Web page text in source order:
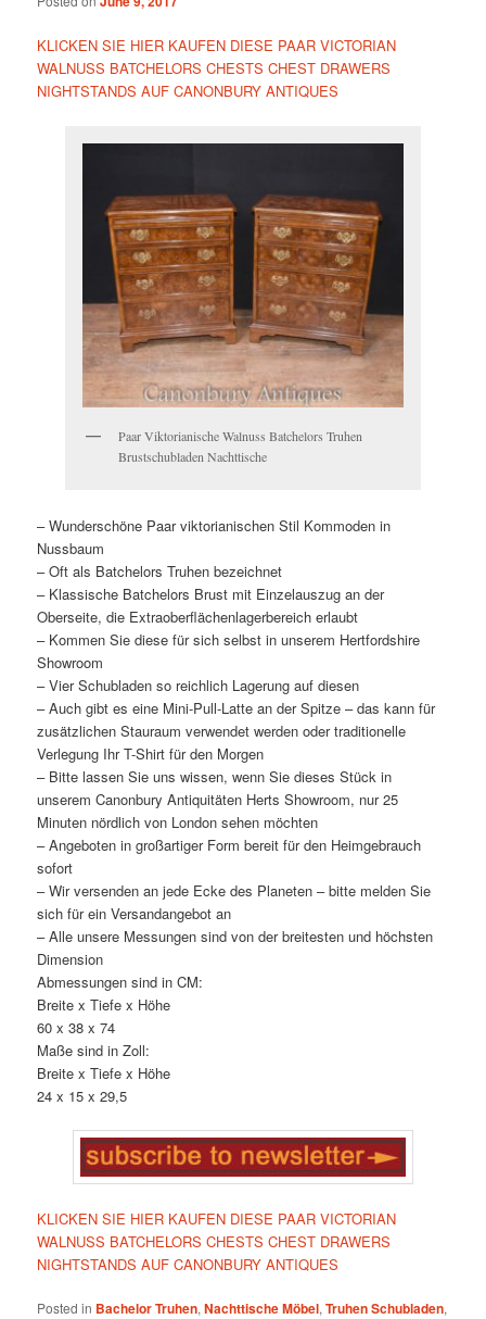
KLICKEN SIE HIER KAUFEN DIESE PAAR VICTORIAN
WALNUSS BATCHELORS CHESTS CHEST DRAWERS
NIGHTSTANDS AUF CANONBURY ANTIQUES
Paar Viktorianische Walnuss Batchelors Truhen
Brustschubladen Nachttische
– Wunderschöne Paar viktorianischen Stil Kommoden in
Nussbaum
– Oft als Batchelors Truhen bezeichnet
– Klassische Batchelors Brust mit Einzelauszug an der
Oberseite, die Extraoberflächenlagerbereich erlaubt
– Kommen Sie diese für sich selbst in unserem Hertfordshire
Showroom
– Vier Schubladen so reichlich Lagerung auf diesen
– Auch gibt es eine Mini-Pull-Latte an der Spitze – das kann für
zusätzlichen Stauraum verwendet werden oder traditionelle
Verlegung Ihr T-Shirt für den Morgen
– Bitte lassen Sie uns wissen, wenn Sie dieses Stück in
unserem Canonbury Antiquitäten Herts Showroom, nur 25
Minuten nördlich von London sehen möchten
– Angeboten in großartiger Form bereit für den Heimgebrauch
sofort
– Wir versenden an jede Ecke des Planeten – bitte melden Sie
sich für ein Versandangebot an
– Alle unsere Messungen sind von der breitesten und höchsten
Dimension
Abmessungen sind in CM:
Breite x Tiefe x Höhe
60 x 38 x 74
Maße sind in Zoll:
Breite x Tiefe x Höhe
24 x 15 x 29,5
KLICKEN SIE HIER KAUFEN DIESE PAAR VICTORIAN
WALNUSS BATCHELORS CHESTS CHEST DRAWERS
NIGHTSTANDS AUF CANONBURY ANTIQUES
Posted in Bachelor Truhen,Nachttische Möbel,Truhen Schubladen,